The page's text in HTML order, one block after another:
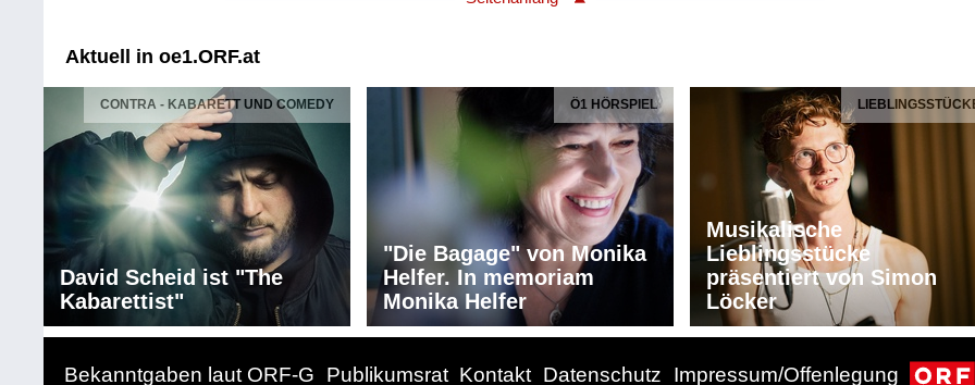
Aktuell in oe1.ORF.at
CONTRA - KABARETT UND COMEDY
David Scheid ist "The
Kabarettist"
Ö1 HÖRSPIEL
"Die Bagage" von Monika
Helfer. In memoriam
Monika Helfer
Musikalische
Lieblingsstücke
präsentiert von Simon
Löcker
Bekanntgaben laut ORF-G Publikumsrat Kontakt Datenschutz Impressum/Offenlegung